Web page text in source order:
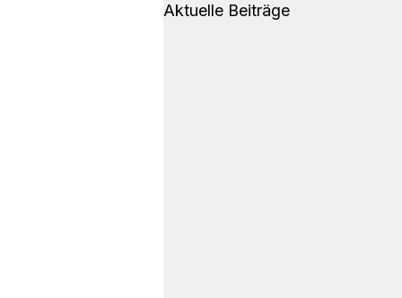
Aktuelle Beiträge